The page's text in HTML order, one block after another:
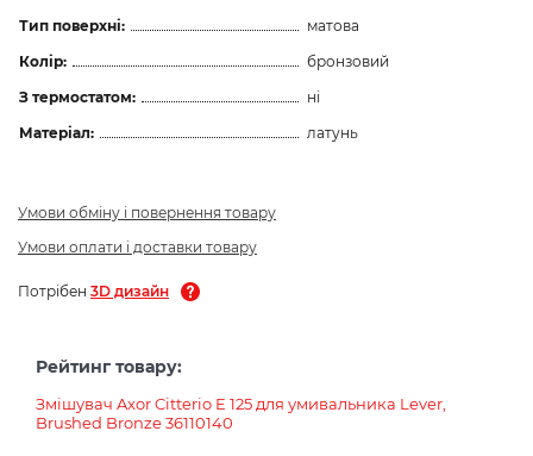
Тип поверхні:
матова
Колір:
бронзовий
З термостатом:
ні
Матеріал:
латунь
Умови обміну і повернення товару
Умови оплати і доставки товару
Потрібен 3D дизайн
Рейтинг товару:
Змішувач Axor Citterio E 125 для умивальника Lever,
Brushed Bronze 36110140